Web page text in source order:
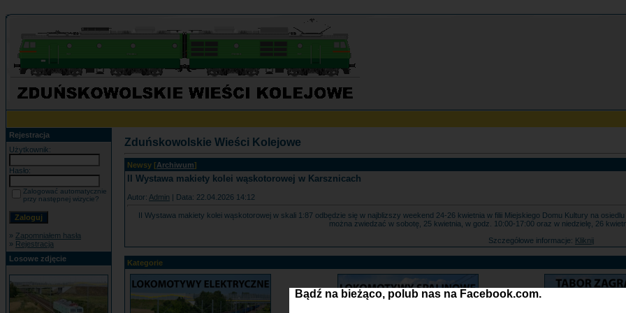
Rejestracja
Użytkownik:
Hasło:
Zalogować automatycznie
przy następnej wizycie?
» Zapomniałem hasła
» Rejestracja
Losowe zdjęcie
Zduńskowolskie Wieści Kolejowe
Newsy [Archiwum]
II Wystawa makiety kolei wąskotorowej w Karsznicach
Autor: Admin | Data: 22.04.2026 14:12
II Wystawa makiety kolei wąskotorowej w skali 1:87 odbędzie się w najblizszy weekend 24-26 kwietnia w filii Miejskiego Domu Kultury na
można zwiedzać w sobotę, 25 kwietnia, w godz. 10:00-17:00 oraz w niedzielę, 26
Szczegółowe informacje: Kliknij
Kategorie
Bądź na bieżąco, polub nas na Facebook.com.